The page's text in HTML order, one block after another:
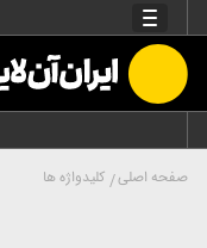
صفحه اصلی کلیدواژه ها